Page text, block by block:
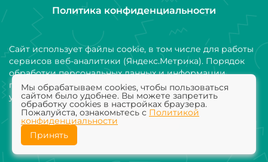
Политика конфиденциальности
Сайт использует файлы cookie, в том числе для работы
сервисов веб-аналитики (Яндекс.Метрика). Порядок
обработки персональных данных и информации,
получаемой с использованием файлов cookie,
установлен Политикой конфиденциальности
Добавить компанию
Мы обрабатываем cookies, чтобы пользоваться
сайтом было удобнее. Вы можете запретить
обработку cookies в настройках браузера.
Пожалуйста, ознакомьтесь с Политикой
конфиденциальности
Принять